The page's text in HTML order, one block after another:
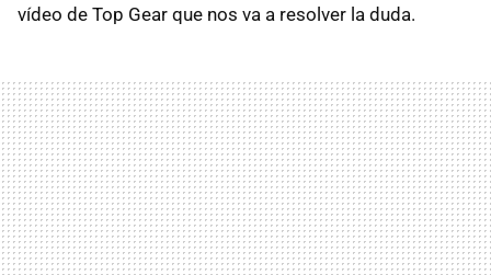
vídeo de Top Gear que nos va a resolver la duda.